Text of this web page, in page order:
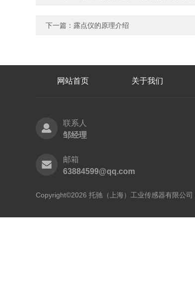
下一篇： 露点仪的原理介绍
网站首页 关于我们
联系人
邹经理
邮箱
63884599@qq.com
Copyright©2026 托驰（上海）工业传感器有限公